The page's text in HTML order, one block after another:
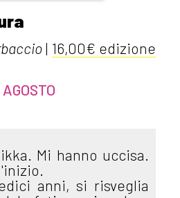
| 16,00€ edizione
Mi hanno uccisa.
anni, si risveglia